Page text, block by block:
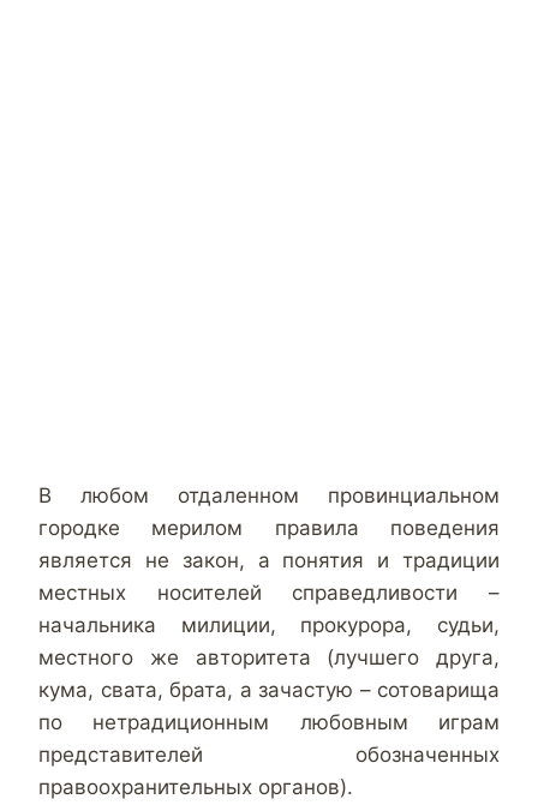
В любом отдаленном провинциальном
городке мерилом правила поведения
является не закон, а понятия и традиции
местных носителей справедливости –
начальника милиции, прокурора, судьи,
местного же авторитета (лучшего друга,
кума, свата, брата, а зачастую – сотоварища
по нетрадиционным любовным играм
представителей обозначенных
правоохранительных органов).